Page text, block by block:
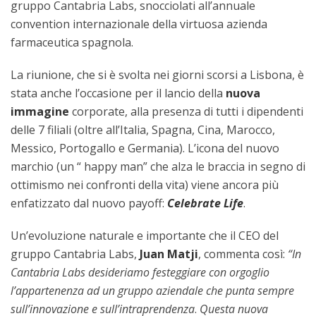
gruppo Cantabria Labs, snocciolati all’annuale
convention internazionale della virtuosa azienda
farmaceutica spagnola.
La riunione, che si è svolta nei giorni scorsi a Lisbona, è
stata anche l’occasione per il lancio della nuova
immagine corporate, alla presenza di tutti i dipendenti
delle 7 filiali (oltre all’Italia, Spagna, Cina, Marocco,
Messico, Portogallo e Germania). L’icona del nuovo
marchio (un “ happy man” che alza le braccia in segno di
ottimismo nei confronti della vita) viene ancora più
enfatizzato dal nuovo payoff: Celebrate Life.
Un’evoluzione naturale e importante che il CEO del
gruppo Cantabria Labs, Juan Matji, commenta così: “In
Cantabria Labs desideriamo festeggiare con orgoglio
l’appartenenza ad un gruppo aziendale che punta sempre
sull’innovazione e sull’intraprendenza. Questa nuova